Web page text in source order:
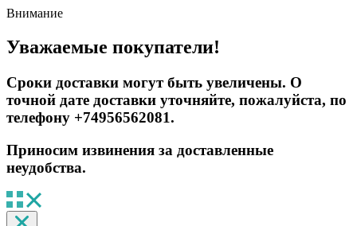
Внимание
Уважаемые покупатели!
Сроки доставки могут быть увеличены. О
точной дате доставки уточняйте, пожалуйста, по
телефону +74956562081.
Приносим извинения за доставленные
неудобства.